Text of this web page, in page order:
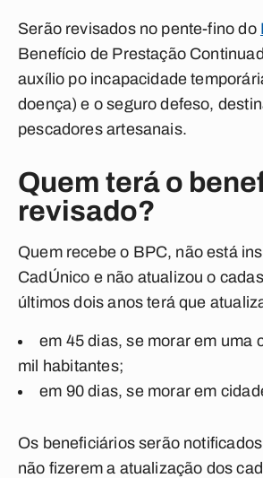
Serão revisados no pente-fino do
Benefício de Prestação
auxílio po incapacidade
doença) e o seguro defeso,
pescadores artesanais.
Quem terá o
revisado?
Quem recebe o BPC, não está
CadÚnico e não atualizou o
últimos dois anos terá que
em 45 dias, se morar em uma
mil habitantes;
em 90 dias, se morar em
Os beneficiários serão
não fizerem a atualização dos